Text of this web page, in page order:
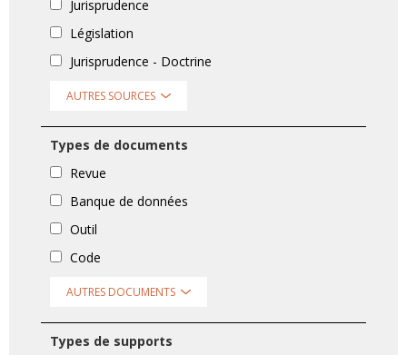
Jurisprudence
Législation
Jurisprudence - Doctrine
AUTRES SOURCES
Types de documents
Revue
Banque de données
Outil
Code
AUTRES DOCUMENTS
Types de supports